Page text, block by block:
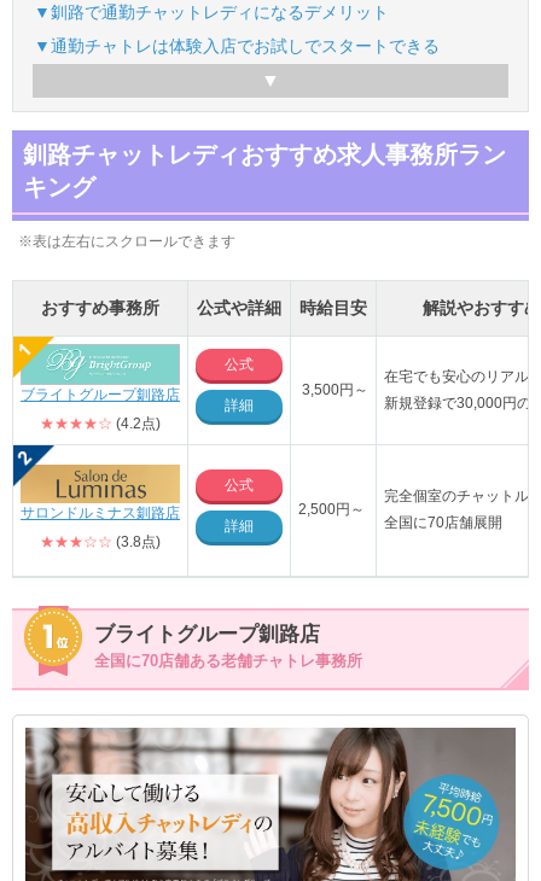
▼釧路で通勤チャットレディになるデメリット
▼通勤チャトレは体験入店でお試しでスタートできる
釧路チャットレディおすすめ求人事務所ラン
キング
※表は左右にスクロールできます
おすすめ事務所 公式や詳細 時給目安 解説やおすす
ブライトグループ釧路店
★★★★☆ (4.2点)
公式
詳細
3,500円～
在宅でも安心のリアル
新規登録で30,000円の
サロンドルミナス釧路店
★★★☆☆ (3.8点)
公式
詳細
2,500円～
完全個室のチャットル
全国に70店舗展開
ブライトグループ釧路店
全国に70店舗ある老舗チャトレ事務所